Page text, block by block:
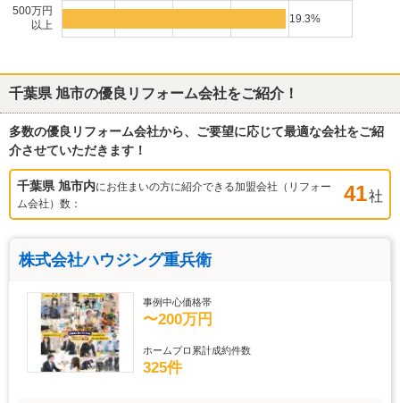
500万円
以上
19.3%
千葉県 旭市の優良リフォーム会社をご紹介！
多数の優良リフォーム会社から、ご要望に応じて最適な会社をご紹
介させていただきます！
千葉県 旭市内にお住まいの方に紹介できる加盟会社（リフォー
ム会社）数：
41社
株式会社ハウジング重兵衛
事例中心価格帯
〜200万円
ホームプロ累計成約件数
325件